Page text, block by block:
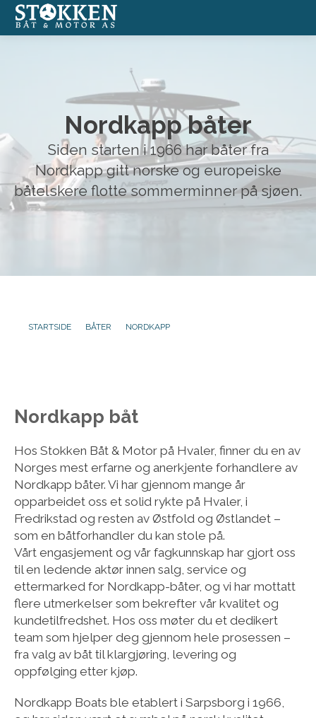
Annonserte båter
Båtmotorer
Båtverksted
Nordkapp båter
Siden starten i 1966 har båter fra
Nordkapp gitt norske og europeiske
båtelskere flotte sommerminner på sjøen.
STARTSIDE BÅTER NORDKAPP
Nordkapp båt
Hos Stokken Båt & Motor på Hvaler, finner du en av
Norges mest erfarne og anerkjente forhandlere av
Nordkapp båter. Vi har gjennom mange år
opparbeidet oss et solid rykte på Hvaler, i
Fredrikstad og resten av Østfold og Østlandet –
som en båtforhandler du kan stole på.
Vårt engasjement og vår fagkunnskap har gjort oss
til en ledende aktør innen salg, service og
ettermarked for Nordkapp-båter, og vi har mottatt
flere utmerkelser som bekrefter vår kvalitet og
kundetilfredshet. Hos oss møter du et dedikert
team som hjelper deg gjennom hele prosessen –
fra valg av båt til klargjøring, levering og
oppfølging etter kjøp.
Nordkapp Boats ble etablert i Sarpsborg i 1966,